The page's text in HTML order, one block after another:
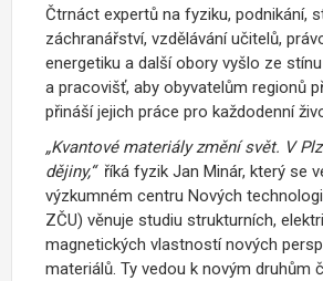
Čtrnáct expertů na fyziku, podnikání,
záchranářství, vzdělávání učitelů,
energetiku a další obory vyšlo ze
a pracovišť, aby obyvatelům regionů
přináší jejich práce pro každodenní
„Kvantové materiály změní svět. V
dějiny,“ říká fyzik Jan Minár, který se
výzkumném centru Nových
ZČU) věnuje studiu strukturních,
magnetických vlastností nových
materiálů. Ty vedou k novým druhům